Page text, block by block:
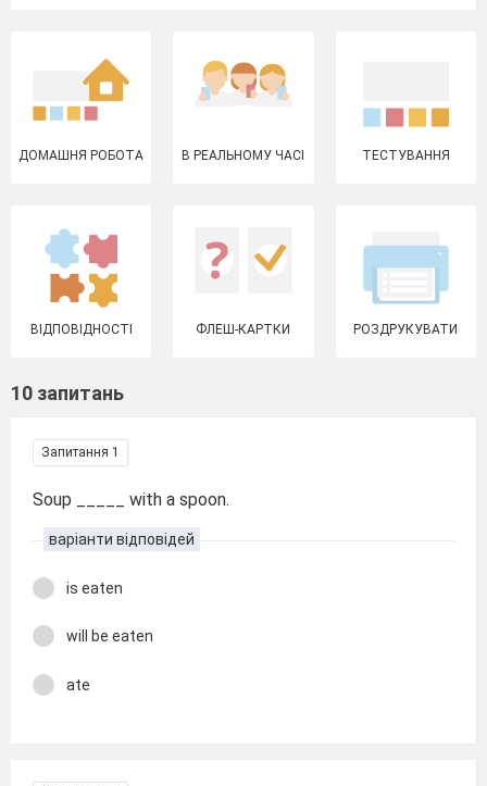
ДОМАШНЯ РОБОТА В РЕАЛЬНОМУ ЧАСІ ТЕСТУВАННЯ
ВІДПОВІДНОСТІ ФЛЕШ-КАРТКИ РОЗДРУКУВАТИ
10 запитань
Запитання 1
Soup _____ with a spoon.
варіанти відповідей
is eaten
will be eaten
ate